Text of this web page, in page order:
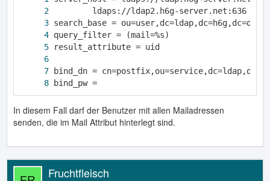
bind_pw =
In diesem Fall darf der Benutzer mit allen Mailadressen
senden, die im Mail Attribut hinterlegt sind.
Fruchtfleisch